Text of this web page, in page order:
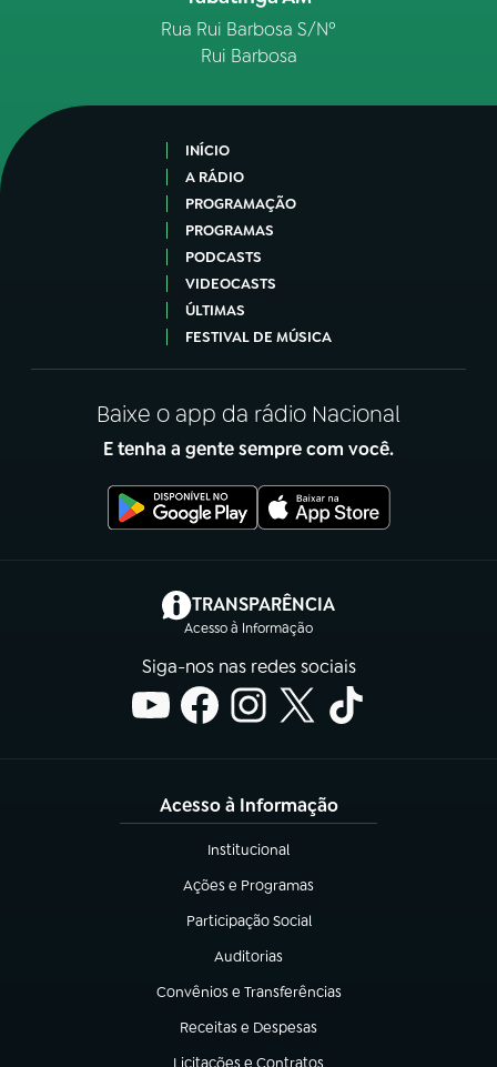
Rua Rui Barbosa S/Nº
Rui Barbosa
INÍCIO
A RÁDIO
PROGRAMAÇÃO
PROGRAMAS
PODCASTS
VIDEOCASTS
ÚLTIMAS
FESTIVAL DE MÚSICA
Baixe o app da rádio Nacional
E tenha a gente sempre com você.
TRANSPARÊNCIA
Acesso à Informação
(abre em nova aba)
Siga-nos nas redes sociais
Acesso à Informação
Institucional
(abre em nova aba)
Ações e Programas
(abre em nova aba)
Participação Social
(abre em nova aba)
Auditorias
(abre em nova aba)
Convênios e Transferências
(abre em nova aba)
Receitas e Despesas
(abre em nova aba)